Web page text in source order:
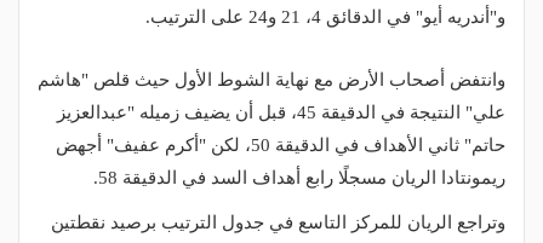
و"أندريه أيو" في الدقائق 4، 21 و24 على الترتيب.
وانتفض أصحاب الأرض مع نهاية الشوط الأول حيث قلص "هاشم
علي" النتيجة في الدقيقة 45، قبل أن يضيف زميله "عبدالعزيز
حاتم" ثاني الأهداف في الدقيقة 50، لكن "أكرم عفيف" أجهض
ريمونتادا الريان مسجلًا رابع أهداف السد في الدقيقة 58.
وتراجع الريان للمركز التاسع في جدول الترتيب برصيد نقطتين